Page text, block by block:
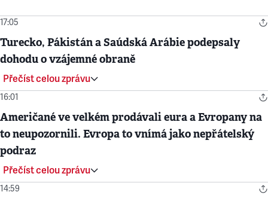
17:05
Turecko, Pákistán a Saúdská Arábie podepsaly
dohodu o vzájemné obraně
Přečíst celou zprávu
16:01
Američané ve velkém prodávali eura a Evropany na
to neupozornili. Evropa to vnímá jako nepřátelský
podraz
Přečíst celou zprávu
14:59